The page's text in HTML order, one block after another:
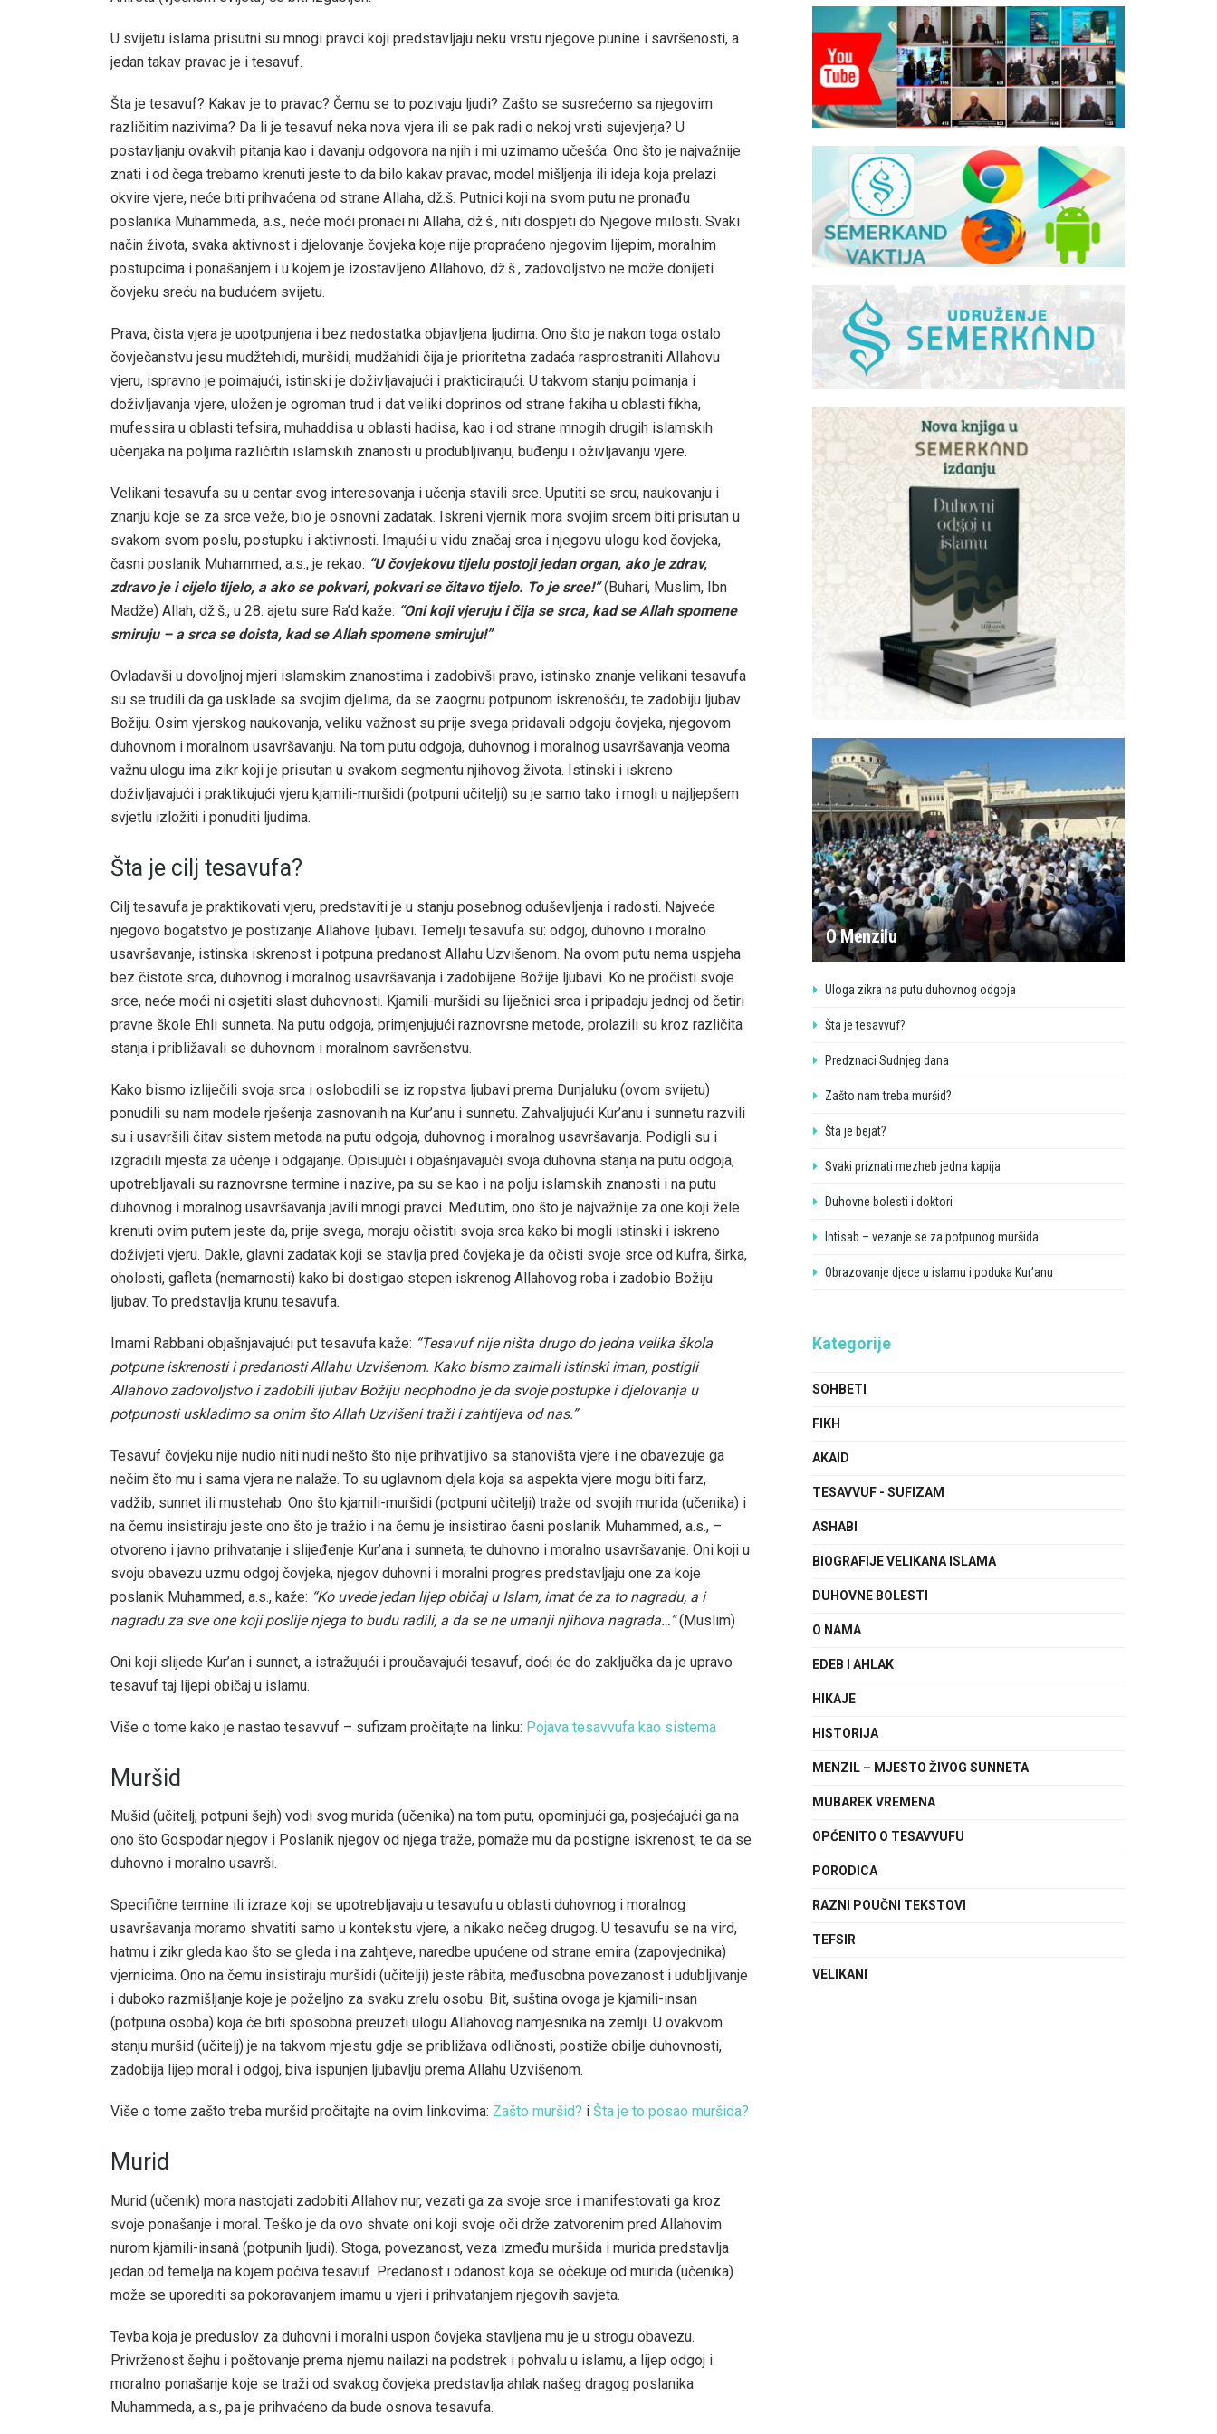
U svijetu islama prisutni su mnogi pravci koji predstavljaju neku vrstu njegove punine i savršenosti, a
jedan takav pravac je i tesavuf.
Šta je tesavuf? Kakav je to pravac? Čemu se to pozivaju ljudi? Zašto se susrećemo sa njegovim
različitim nazivima? Da li je tesavuf neka nova vjera ili se pak radi o nekoj vrsti sujevjerja? U
postavljanju ovakvih pitanja kao i davanju odgovora na njih i mi uzimamo učešća. Ono što je najvažnije
znati i od čega trebamo krenuti jeste to da bilo kakav pravac, model mišljenja ili ideja koja prelazi
okvire vjere, neće biti prihvaćena od strane Allaha, dž.š. Putnici koji na svom putu ne pronađu
poslanika Muhammeda, a.s., neće moći pronaći ni Allaha, dž.š., niti dospjeti do Njegove milosti. Svaki
način života, svaka aktivnost i djelovanje čovjeka koje nije propraćeno njegovim lijepim, moralnim
postupcima i ponašanjem i u kojem je izostavljeno Allahovo, dž.š., zadovoljstvo ne može donijeti
čovjeku sreću na budućem svijetu.
Prava, čista vjera je upotpunjena i bez nedostatka objavljena ljudima. Ono što je nakon toga ostalo
čovječanstvu jesu mudžtehidi, muršidi, mudžahidi čija je prioritetna zadaća rasprostraniti Allahovu
vjeru, ispravno je poimajući, istinski je doživljavajući i prakticirajući. U takvom stanju poimanja i
doživljavanja vjere, uložen je ogroman trud i dat veliki doprinos od strane fakiha u oblasti fikha,
mufessira u oblasti tefsira, muhaddisa u oblasti hadisa, kao i od strane mnogih drugih islamskih
učenjaka na poljima različitih islamskih znanosti u produbljivanju, buđenju i oživljavanju vjere.
Velikani tesavufa su u centar svog interesovanja i učenja stavili srce. Uputiti se srcu, naukovanju i
znanju koje se za srce veže, bio je osnovni zadatak. Iskreni vjernik mora svojim srcem biti prisutan u
svakom svom poslu, postupku i aktivnosti. Imajući u vidu značaj srca i njegovu ulogu kod čovjeka,
časni poslanik Muhammed, a.s., je rekao: “U čovjekovu tijelu postoji jedan organ, ako je zdrav,
zdravo je i cijelo tijelo, a ako se pokvari, pokvari se čitavo tijelo. To je srce!” (Buhari, Muslim, Ibn
Madže) Allah, dž.š., u 28. ajetu sure Ra’d kaže: “Oni koji vjeruju i čija se srca, kad se Allah spomene
smiruju – a srca se doista, kad se Allah spomene smiruju!”
Ovladavši u dovoljnoj mjeri islamskim znanostima i zadobivši pravo, istinsko znanje velikani tesavufa
su se trudili da ga usklade sa svojim djelima, da se zaogrnu potpunom iskrenošću, te zadobiju ljubav
Božiju. Osim vjerskog naukovanja, veliku važnost su prije svega pridavali odgoju čovjeka, njegovom
duhovnom i moralnom usavršavanju. Na tom putu odgoja, duhovnog i moralnog usavršavanja veoma
važnu ulogu ima zikr koji je prisutan u svakom segmentu njihovog života. Istinski i iskreno
doživljavajući i praktikujući vjeru kjamili-muršidi (potpuni učitelji) su je samo tako i mogli u najljepšem
svjetlu izložiti i ponuditi ljudima.
Šta je cilj tesavufa?
Cilj tesavufa je praktikovati vjeru, predstaviti je u stanju posebnog oduševljenja i radosti. Najveće
njegovo bogatstvo je postizanje Allahove ljubavi. Temelji tesavufa su: odgoj, duhovno i moralno
usavršavanje, istinska iskrenost i potpuna predanost Allahu Uzvišenom. Na ovom putu nema uspjeha
bez čistote srca, duhovnog i moralnog usavršavanja i zadobijene Božije ljubavi. Ko ne pročisti svoje
srce, neće moći ni osjetiti slast duhovnosti. Kjamili-muršidi su liječnici srca i pripadaju jednoj od četiri
pravne škole Ehli sunneta. Na putu odgoja, primjenjujući raznovrsne metode, prolazili su kroz različita
stanja i približavali se duhovnom i moralnom savršenstvu.
Kako bismo izliječili svoja srca i oslobodili se iz ropstva ljubavi prema Dunjaluku (ovom svijetu)
ponudili su nam modele rješenja zasnovanih na Kur’anu i sunnetu. Zahvaljujući Kur’anu i sunnetu razvili
su i usavršili čitav sistem metoda na putu odgoja, duhovnog i moralnog usavršavanja. Podigli su i
izgradili mjesta za učenje i odgajanje. Opisujući i objašnjavajući svoja duhovna stanja na putu odgoja,
upotrebljavali su raznovrsne termine i nazive, pa su se kao i na polju islamskih znanosti i na putu
duhovnog i moralnog usavršavanja javili mnogi pravci. Međutim, ono što je najvažnije za one koji žele
krenuti ovim putem jeste da, prije svega, moraju očistiti svoja srca kako bi mogli istinski i iskreno
doživjeti vjeru. Dakle, glavni zadatak koji se stavlja pred čovjeka je da očisti svoje srce od kufra, širka,
oholosti, gafleta (nemarnosti) kako bi dostigao stepen iskrenog Allahovog roba i zadobio Božiju
ljubav. To predstavlja krunu tesavufa.
Imami Rabbani objašnjavajući put tesavufa kaže: “Tesavuf nije ništa drugo do jedna velika škola
potpune iskrenosti i predanosti Allahu Uzvišenom. Kako bismo zaimali istinski iman, postigli
Allahovo zadovoljstvo i zadobili ljubav Božiju neophodno je da svoje postupke i djelovanja u
potpunosti uskladimo sa onim što Allah Uzvišeni traži i zahtijeva od nas.”
Tesavuf čovjeku nije nudio niti nudi nešto što nije prihvatljivo sa stanovišta vjere i ne obavezuje ga
nečim što mu i sama vjera ne nalaže. To su uglavnom djela koja sa aspekta vjere mogu biti farz,
vadžib, sunnet ili mustehab. Ono što kjamili-muršidi (potpuni učitelji) traže od svojih murida (učenika) i
na čemu insistiraju jeste ono što je tražio i na čemu je insistirao časni poslanik Muhammed, a.s., –
otvoreno i javno prihvatanje i slijeđenje Kur’ana i sunneta, te duhovno i moralno usavršavanje. Oni koji u
svoju obavezu uzmu odgoj čovjeka, njegov duhovni i moralni progres predstavljaju one za koje
poslanik Muhammed, a.s., kaže: “Ko uvede jedan lijep običaj u Islam, imat će za to nagradu, a i
nagradu za sve one koji poslije njega to budu radili, a da se ne umanji njihova nagrada…”(Muslim)
Oni koji slijede Kur’an i sunnet, a istražujući i proučavajući tesavuf, doći će do zaključka da je upravo
tesavuf taj lijepi običaj u islamu.
Više o tome kako je nastao tesavvuf – sufizam pročitajte na linku: Pojava tesavvufa kao sistema
Muršid
Mušid (učitelj, potpuni šejh) vodi svog murida (učenika) na tom putu, opominjući ga, posjećajući ga na
ono što Gospodar njegov i Poslanik njegov od njega traže, pomaže mu da postigne iskrenost, te da se
duhovno i moralno usavrši.
Specifične termine ili izraze koji se upotrebljavaju u tesavufu u oblasti duhovnog i moralnog
usavršavanja moramo shvatiti samo u kontekstu vjere, a nikako nečeg drugog. U tesavufu se na vird,
hatmu i zikr gleda kao što se gleda i na zahtjeve, naredbe upućene od strane emira (zapovjednika)
vjernicima. Ono na čemu insistiraju muršidi (učitelji) jeste râbita, međusobna povezanost i udubljivanje
i duboko razmišljanje koje je poželjno za svaku zrelu osobu. Bit, suština ovoga je kjamili-insan
(potpuna osoba) koja će biti sposobna preuzeti ulogu Allahovog namjesnika na zemlji. U ovakvom
stanju muršid (učitelj) je na takvom mjestu gdje se približava odličnosti, postiže obilje duhovnosti,
zadobija lijep moral i odgoj, biva ispunjen ljubavlju prema Allahu Uzvišenom.
Više o tome zašto treba muršid pročitajte na ovim linkovima: Zašto muršid? i Šta je to posao muršida?
Murid
Murid (učenik) mora nastojati zadobiti Allahov nur, vezati ga za svoje srce i manifestovati ga kroz
svoje ponašanje i moral. Teško je da ovo shvate oni koji svoje oči drže zatvorenim pred Allahovim
nurom kjamili-insanâ (potpunih ljudi). Stoga, povezanost, veza između muršida i murida predstavlja
jedan od temelja na kojem počiva tesavuf. Predanost i odanost koja se očekuje od murida (učenika)
može se uporediti sa pokoravanjem imamu u vjeri i prihvatanjem njegovih savjeta.
Tevba koja je preduslov za duhovni i moralni uspon čovjeka stavljena mu je u strogu obavezu.
Privrženost šejhu i poštovanje prema njemu nailazi na podstrek i pohvalu u islamu, a lijep odgoj i
moralno ponašanje koje se traži od svakog čovjeka predstavlja ahlak našeg dragog poslanika
Muhammeda, a.s., pa je prihvaćeno da bude osnova tesavufa.
O Menzilu
Uloga zikra na putu duhovnog odgoja
Šta je tesavvuf?
Predznaci Sudnjeg dana
Zašto nam treba muršid?
Šta je bejat?
Svaki priznati mezheb jedna kapija
Duhovne bolesti i doktori
Intisab – vezanje se za potpunog muršida
Obrazovanje djece u islamu i poduka Kur’anu
Kategorije
SOHBETI
FIKH
AKAID
TESAVVUF - SUFIZAM
ASHABI
BIOGRAFIJE VELIKANA ISLAMA
DUHOVNE BOLESTI
O NAMA
EDEB I AHLAK
HIKAJE
HISTORIJA
MENZIL – MJESTO ŽIVOG SUNNETA
MUBAREK VREMENA
OPĆENITO O TESAVVUFU
PORODICA
RAZNI POUČNI TEKSTOVI
TEFSIR
VELIKANI